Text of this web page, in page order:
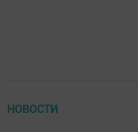
НОВОСТИ